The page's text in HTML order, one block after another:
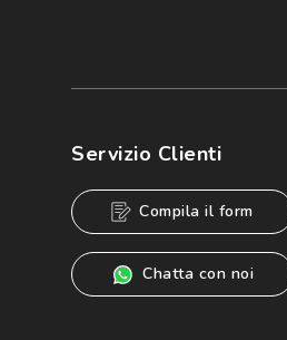
speciali, novità ed altre
Informativa sulla privacy
per
Servizio Clienti
Compila il form
Chatta con noi